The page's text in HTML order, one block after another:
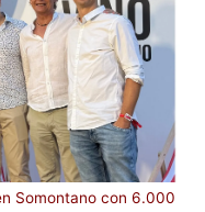
Somontano con 6.000